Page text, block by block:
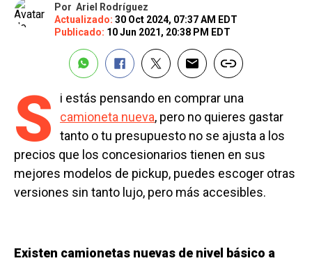
Por Ariel Rodríguez
Actualizado: 30 Oct 2024, 07:37 AM EDT
Publicado: 10 Jun 2021, 20:38 PM EDT
S
i estás pensando en comprar una
camioneta nueva, pero no quieres gastar
tanto o tu presupuesto no se ajusta a los
precios que los concesionarios tienen en sus
mejores modelos de pickup, puedes escoger otras
versiones sin tanto lujo, pero más accesibles.
Existen camionetas nuevas de nivel básico a